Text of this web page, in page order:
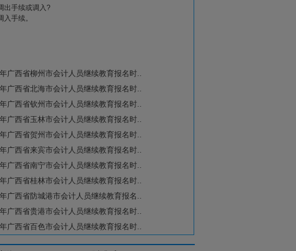
年度：2025年
年度：2024年
年度：2024年
年度：2024年
年度：2024年
年度：2024年
年度：2024年
年度：2024年
年度：2023年, 2022年
年度：2024年
年度：2024年
出手续或调入?
手续。
广西省柳州市会计人员继续教育报名时..
广西省北海市会计人员继续教育报名时..
广西省钦州市会计人员继续教育报名时..
广西省玉林市会计人员继续教育报名时..
广西省贺州市会计人员继续教育报名时..
广西省来宾市会计人员继续教育报名时..
广西省南宁市会计人员继续教育报名时..
广西省桂林市会计人员继续教育报名时..
广西省防城港市会计人员继续教育报名..
广西省贵港市会计人员继续教育报名时..
广西省百色市会计人员继续教育报名时..